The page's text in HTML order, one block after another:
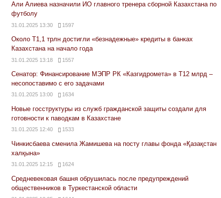
Али Алиева назначили ИО главного тренера сборной Казахстана по
футболу
31.01.2025 13:30 1597
Около Т1,1 трлн достигли «безнадежные» кредиты в банках
Казахстана на начало года
31.01.2025 13:18 1557
Сенатор: Финансирование МЭПР РК «Казгидромета» в Т12 млрд –
несопоставимо с его задачами
31.01.2025 13:00 1634
Новые госструктуры из служб гражданской защиты создали для
готовности к паводкам в Казахстане
31.01.2025 12:40 1533
Чинкисбаева сменила Жамишева на посту главы фонда «Қазақстан
халқына»
31.01.2025 12:15 1624
Средневековая башня обрушилась после предупреждений
общественников в Туркестанской области